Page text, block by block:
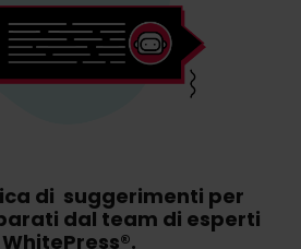
di suggerimenti per
dal team di esperti